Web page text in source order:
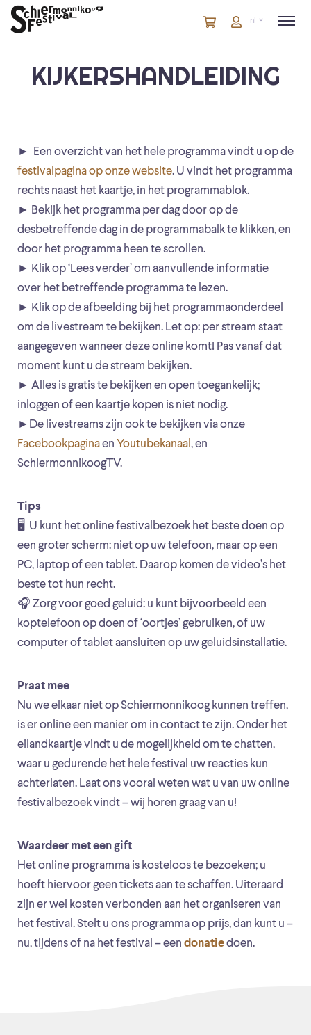
Winkelmandje
artikelen
Account
nl
KIJKERSHANDLEIDING
► Een overzicht van het hele programma vindt u op de
festivalpagina op onze website. U vindt het programma
rechts naast het kaartje, in het programmablok.
► Bekijk het programma per dag door op de
desbetreffende dag in de programmabalk te klikken, en
door het programma heen te scrollen.
► Klik op ‘Lees verder’ om aanvullende informatie
over het betreffende programma te lezen.
► Klik op de afbeelding bij het programmaonderdeel
om de livestream te bekijken. Let op: per stream staat
aangegeven wanneer deze online komt! Pas vanaf dat
moment kunt u de stream bekijken.
► Alles is gratis te bekijken en open toegankelijk;
inloggen of een kaartje kopen is niet nodig.
►De livestreams zijn ook te bekijken via onze
Facebookpaginaen Youtubekanaal , en
SchiermonnikoogTV.
Tips
🖥 U kunt het online festivalbezoek het beste doen op
een groter scherm: niet op uw telefoon, maar op een
PC, laptop of een tablet. Daarop komen de video’s het
beste tot hun recht.
🎧 Zorg voor goed geluid: u kunt bijvoorbeeld een
koptelefoon op doen of ‘oortjes’ gebruiken, of uw
computer of tablet aansluiten op uw geluidsinstallatie.
Praat mee
Nu we elkaar niet op Schiermonnikoog kunnen treffen,
is er online een manier om in contact te zijn. Onder het
eilandkaartje vindt u de mogelijkheid om te chatten,
waar u gedurende het hele festival uw reacties kun
achterlaten. Laat ons vooral weten wat u van uw online
festivalbezoek vindt – wij horen graag van u!
Waardeer met een gift
Het online programma is kosteloos te bezoeken; u
hoeft hiervoor geen tickets aan te schaffen. Uiteraard
zijn er wel kosten verbonden aan het organiseren van
het festival. Stelt u ons programma op prijs, dan kunt u –
nu, tijdens of na het festival – een donatiedoen.